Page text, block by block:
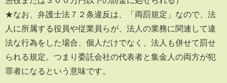
★なお、弁護士法７２条違反は、「両罰規定」なので、法
人に所属する役員や従業員らが、法人の業務に関連して違
法な行為をした場合、個人だけでなく、法人も併せて罰せ
られる規定。つまり委託会社の代表者と集金人の両方が犯
罪者になるという意味です。